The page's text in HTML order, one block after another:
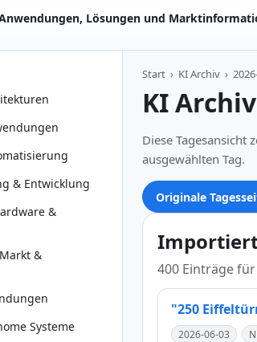
Anwendungen, Lösungen und
& Entwicklung
&
&
Systeme
Start › KI Archiv ›
KI
Diese
ausgewählten Tag.
Originale
400 Einträge für
"250
2026-06-03